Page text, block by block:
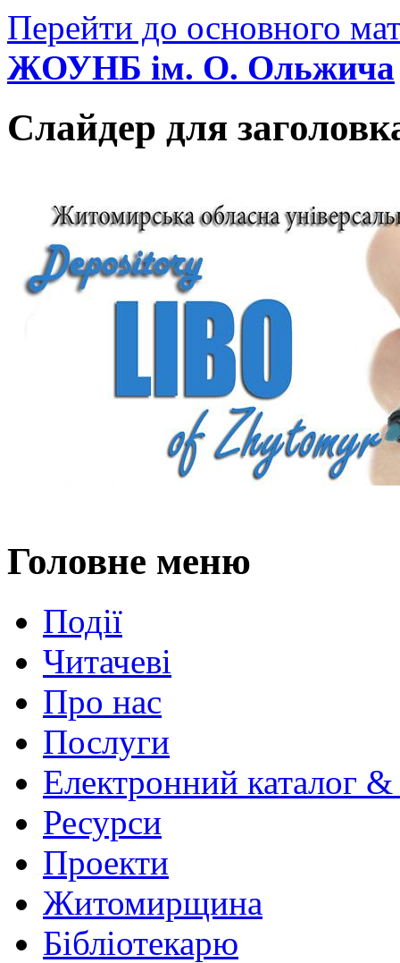
Перейти до основного
ЖОУНБ ім. О. Ольжича
Слайдер для
Головне меню
Події
Читачеві
Про нас
Послуги
Електронний каталог
Ресурси
Проекти
Житомирщина
Бібліотекарю